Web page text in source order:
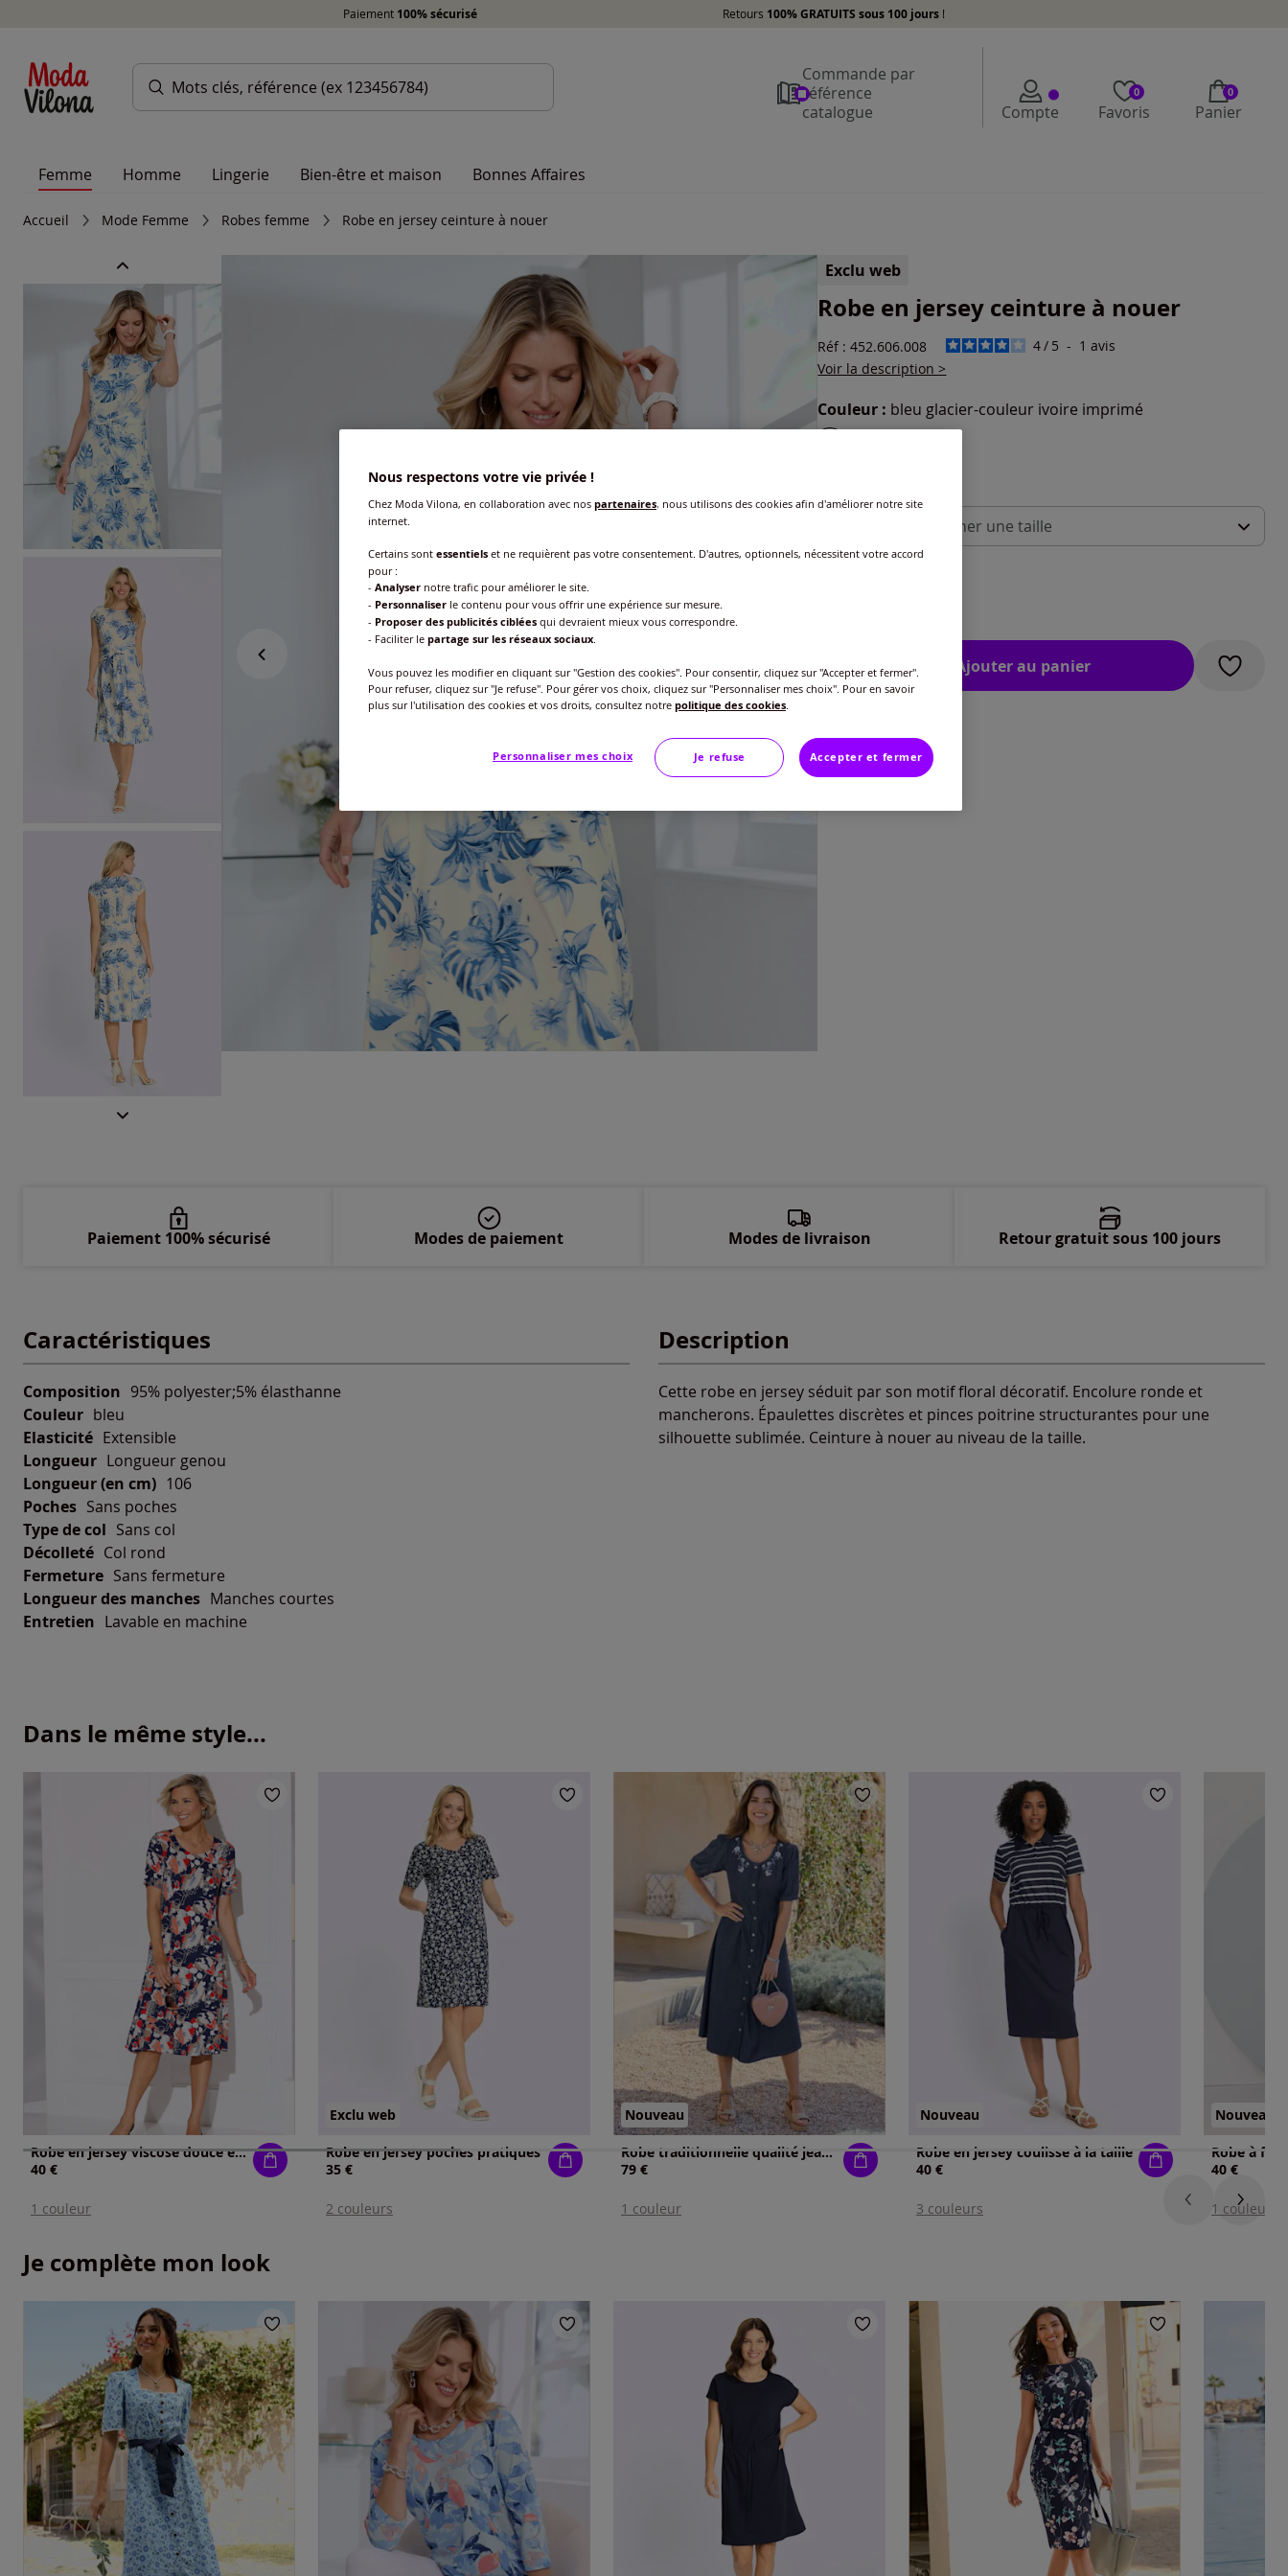
Paiement 100% sécurisé Retours 100% GRATUITS sous 100 jours !
Commande par
référence
catalogue
Compte
0
Favoris
0
Panier
Femme Homme Lingerie Bien-être et maison Bonnes Affaires
Accueil Mode Femme Robes femme Robe en jersey ceinture à nouer
Exclu web
Robe en jersey ceinture à nouer
Réf : 452.606.008 4/ 5 - 1avis
Voir la description >
Couleur : bleu glacier-couleur ivoire imprimé
Veuillez sélectionner une taille
44 -épuisé
48 -En stock
Guide des tailles
Ajouter au panier
Caractéristiques
Composition 95% polyester;5% élasthanne
Couleur bleu
Elasticité Extensible
Longueur Longueur genou
Longueur (en cm) 106
Poches Sans poches
Type de col Sans col
Décolleté Col rond
Fermeture Sans fermeture
Longueur des manches Manches courtes
Entretien Lavable en machine
Description
Cette robe en jersey séduit par son motif floral décoratif. Encolure ronde et
mancherons. Épaulettes discrètes et pinces poitrine structurantes pour une
silhouette sublimée. Ceinture à nouer au niveau de la taille.
Paiement 100% sécurisé Modes de paiement Modes de livraison Retour gratuit sous 100 jours
Dans le même style...
Robe en jersey viscose douce et fluide
40 €
1 couleur
Exclu web
Robe en jersey poches pratiques
35 €
2 couleurs
Nouveau
Robe traditionnelle qualité jean estivale
79 €
1 couleur
Nouveau
Robe en jersey coulisse à la taille
40 €
3 couleurs
Nouveau
40 €
1 couleur
Je complète mon look
Nous respectons votre vie privée !
Chez Moda Vilona, en collaboration avec nos partenaires, nous utilisons des cookies afin d'améliorer notre site
internet.
Certains sont essentiels et ne requièrent pas votre consentement. D'autres, optionnels, nécessitent votre accord
pour :
- Analyser notre trafic pour améliorer le site.
- Personnaliser le contenu pour vous offrir une expérience sur mesure.
- Proposer des publicités ciblées qui devraient mieux vous correspondre.
- Faciliter le partage sur les réseaux sociaux.
Vous pouvez les modifier en cliquant sur "Gestion des cookies". Pour consentir, cliquez sur "Accepter et fermer".
Pour refuser, cliquez sur "Je refuse". Pour gérer vos choix, cliquez sur "Personnaliser mes choix". Pour en savoir
plus sur l'utilisation des cookies et vos droits, consultez notre politique des cookies.
Personnaliser mes choix Je refuse Accepter et fermer